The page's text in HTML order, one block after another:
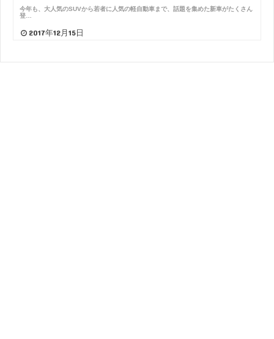
今年も、大人気のSUVから若者に人気の軽自動車まで、話題を集めた新車がたくさん
登…
2017年12月15日